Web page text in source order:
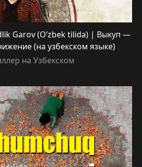
Garov (O’zbek tilida) | Выкуп —
(на узбекском языке)
на Узбекском